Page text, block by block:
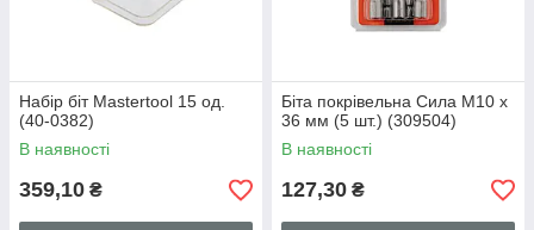
Набір біт Mastertool 15 од.
(40-0382)
В наявності
359,10 ₴
Біта покрівельна Сила M10 x
36 мм (5 шт.) (309504)
В наявності
127,30 ₴